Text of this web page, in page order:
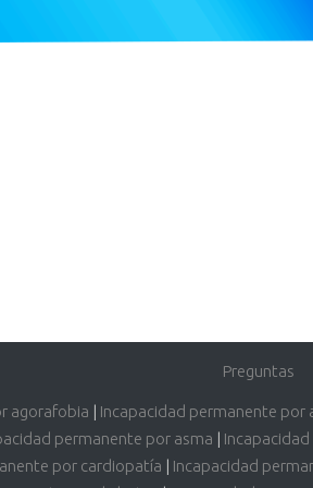
Preguntas
agorafobia | Incapacidad permanente por
permanente por asma |
por cardiopatía | Incapacidad